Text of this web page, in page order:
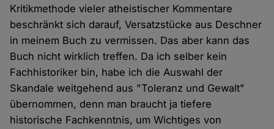
Kritikmethode vieler atheistischer Kommentare
beschränkt sich darauf, Versatzstücke aus Deschner
in meinem Buch zu vermissen. Das aber kann das
Buch nicht wirklich treffen. Da ich selber kein
Fachhistoriker bin, habe ich die Auswahl der
Skandale weitgehend aus "Toleranz und Gewalt"
übernommen, denn man braucht ja tiefere
historische Fachkenntnis, um Wichtiges von